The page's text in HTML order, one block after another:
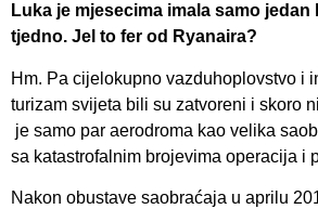
Luka je mjesecima imala samo jedan
tjedno. Jel to fer od Ryanaira?
Hm. Pa cijelokupno vazduhoplovstvo i
turizam svijeta bili su zatvoreni i skoro
je samo par aerodroma kao velika
sa katastrofalnim brojevima operacija i
Nakon obustave saobraćaja u aprilu